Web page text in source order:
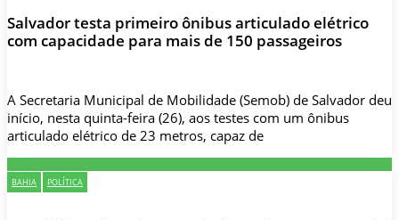
Salvador testa primeiro ônibus articulado elétrico
com capacidade para mais de 150 passageiros
A Secretaria Municipal de Mobilidade (Semob) de Salvador deu
início, nesta quinta-feira (26), aos testes com um ônibus
articulado elétrico de 23 metros, capaz de
BAHIA POLÍTICA